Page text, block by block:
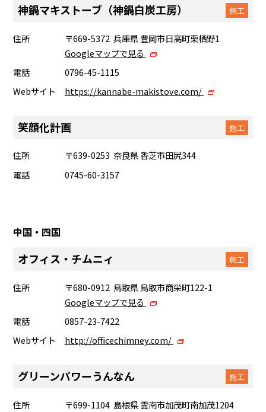
神鍋マキストーブ（神鍋白炭工房） 施工
住所
〒669-5372 兵庫県 豊岡市日高町栗栖野1
Googleマップで見る
電話
0796-45-1115
Webサイト
https://kannabe-makistove.com/
笑顔化計画 施工
住所
〒639-0253 奈良県 香芝市田尻344
電話
0745-60-3157
中国・四国
オフィス・チムニィ 施工
住所
〒680-0912 鳥取県 鳥取市商栄町122-1
Googleマップで見る
電話
0857-23-7422
Webサイト
http://officechimney.com/
グリーンパワーうんなん 施工
住所
〒699-1104 島根県 雲南市加茂町南加茂1204